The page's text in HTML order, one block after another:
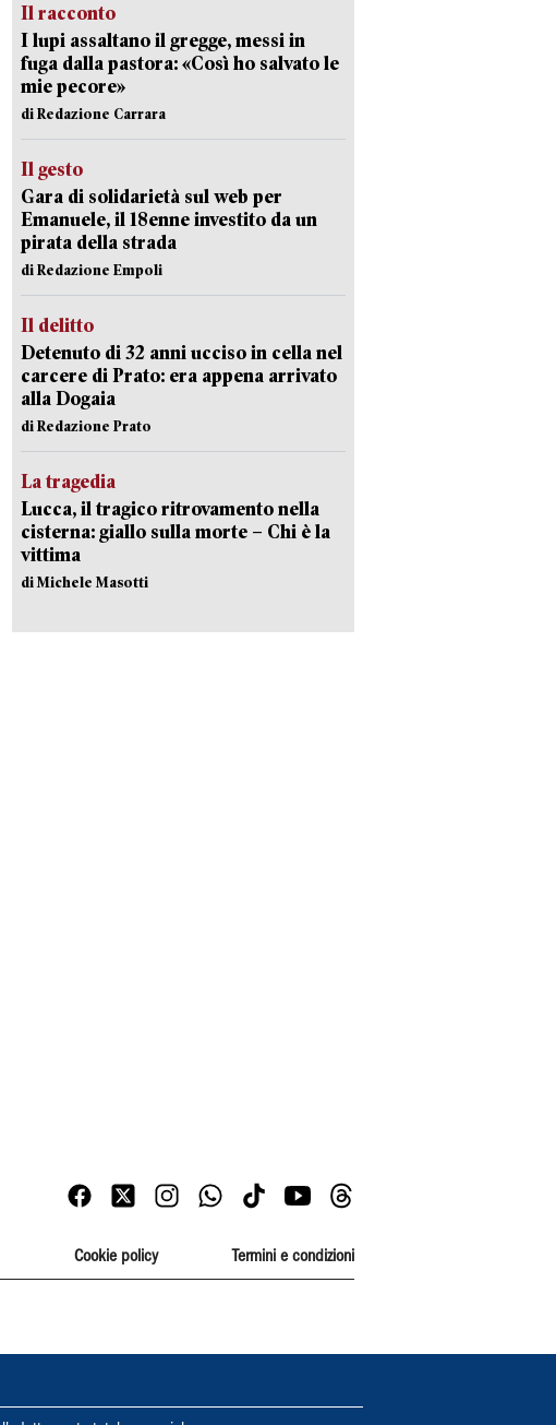
Il racconto
I lupi assaltano il gregge, messi in
fuga dalla pastora: «Così ho salvato le
mie pecore»
di Redazione Carrara
Il gesto
Gara di solidarietà sul web per
Emanuele, il 18enne investito da un
pirata della strada
di Redazione Empoli
Il delitto
Detenuto di 32 anni ucciso in cella nel
carcere di Prato: era appena arrivato
alla Dogaia
di Redazione Prato
La tragedia
Lucca, il tragico ritrovamento nella
cisterna: giallo sulla morte – Chi è la
vittima
di Michele Masotti
Cookie policy Termini e condizioni